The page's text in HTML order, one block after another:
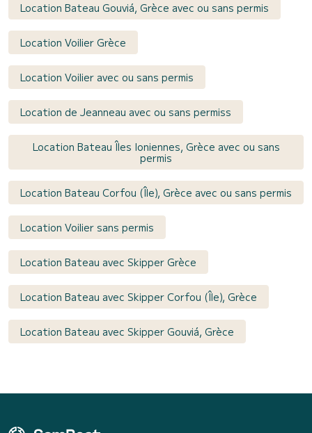
Location Bateau Gouviá, Grèce avec ou sans permis
Location Voilier Grèce
Location Voilier avec ou sans permis
Location de Jeanneau avec ou sans permiss
Location Bateau Îles Ioniennes, Grèce avec ou sans
permis
Location Bateau Corfou (Île), Grèce avec ou sans permis
Location Voilier sans permis
Location Bateau avec Skipper Grèce
Location Bateau avec Skipper Corfou (Île), Grèce
Location Bateau avec Skipper Gouviá, Grèce